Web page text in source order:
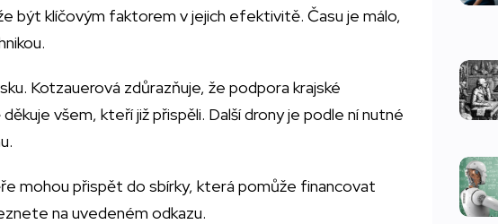
být klíčovým faktorem v jejich efektivitě. Času je málo,
Kotzauerová zdůrazňuje, že podpora krajské
všem, kteří již přispěli. Další drony je podle ní nutné
mohou přispět do sbírky, která pomůže financovat
na uvedeném odkazu.